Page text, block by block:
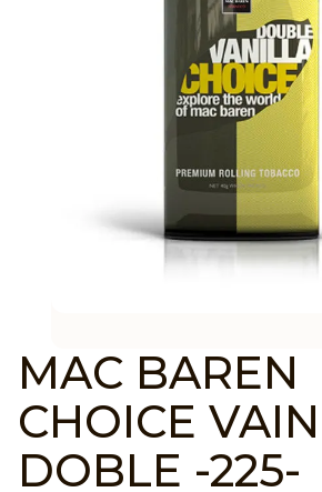
MAC BAREN
CHOICE
DOBLE -225-